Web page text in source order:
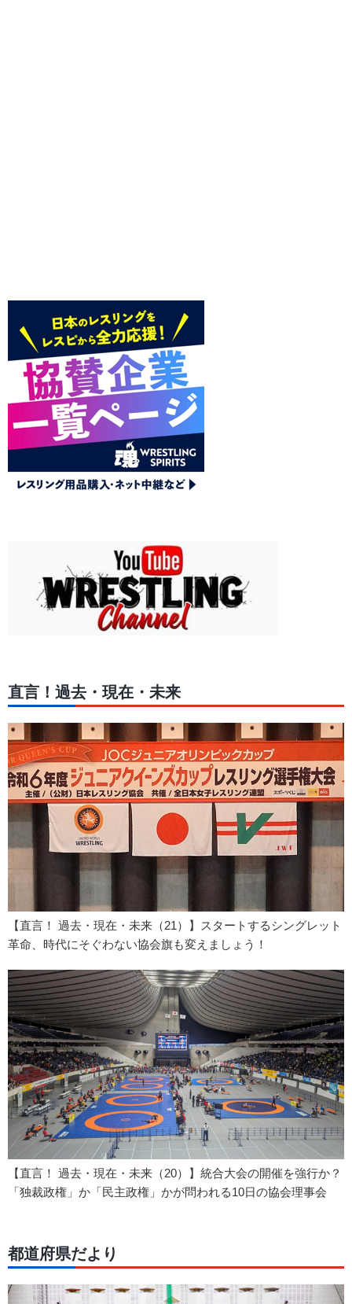
直言！過去・現在・未来
【直言！ 過去・現在・未来（21）】スタートするシングレット
革命、時代にそぐわない協会旗も変えましょう！
【直言！ 過去・現在・未来（20）】統合大会の開催を強行か？
「独裁政権」か「民主政権」かが問われる10日の協会理事会
都道府県だより